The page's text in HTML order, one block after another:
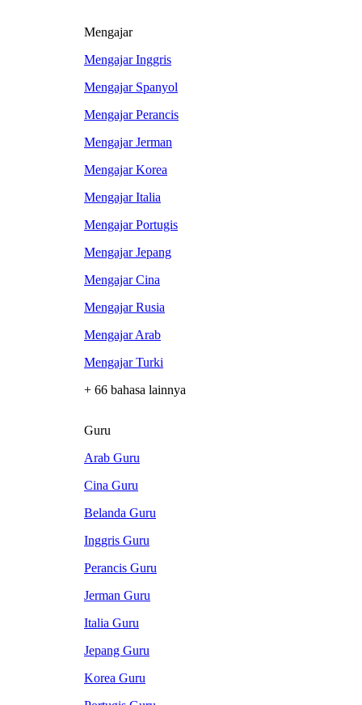
Mengajar
Mengajar Inggris
Mengajar Spanyol
Mengajar Perancis
Mengajar Jerman
Mengajar Korea
Mengajar Italia
Mengajar Portugis
Mengajar Jepang
Mengajar Cina
Mengajar Rusia
Mengajar Arab
Mengajar Turki
+ 66 bahasa lainnya
Guru
Arab Guru
Cina Guru
Belanda Guru
Inggris Guru
Perancis Guru
Jerman Guru
Italia Guru
Jepang Guru
Korea Guru